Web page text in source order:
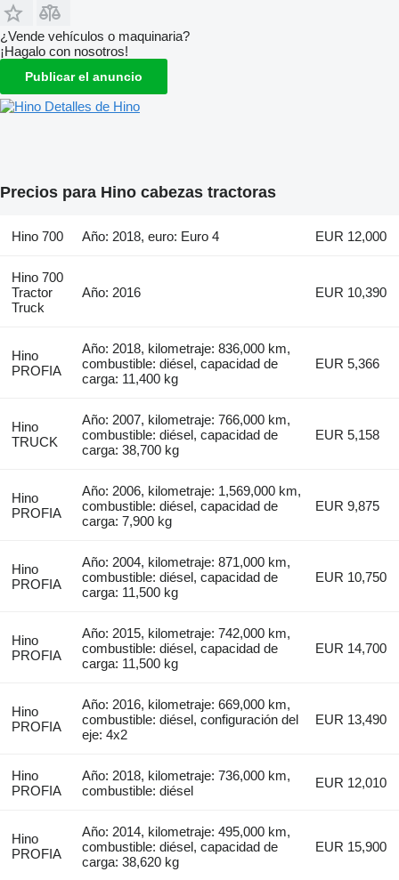
¿Vende vehículos o maquinaria?
¡Hagalo con nosotros!
Publicar el anuncio
Detalles de Hino
Precios para Hino cabezas tractoras
Hino 700 Año: 2018, euro: Euro 4 EUR 12,000
Hino 700
Tractor
Truck
Año: 2016 EUR 10,390
Hino
PROFIA
Año: 2018, kilometraje: 836,000 km,
combustible: diésel, capacidad de
carga: 11,400 kg
EUR 5,366
Hino
TRUCK
Año: 2007, kilometraje: 766,000 km,
combustible: diésel, capacidad de
carga: 38,700 kg
EUR 5,158
Hino
PROFIA
Año: 2006, kilometraje: 1,569,000 km,
combustible: diésel, capacidad de
carga: 7,900 kg
EUR 9,875
Hino
PROFIA
Año: 2004, kilometraje: 871,000 km,
combustible: diésel, capacidad de
carga: 11,500 kg
EUR 10,750
Hino
PROFIA
Año: 2015, kilometraje: 742,000 km,
combustible: diésel, capacidad de
carga: 11,500 kg
EUR 14,700
Hino
PROFIA
Año: 2016, kilometraje: 669,000 km,
combustible: diésel, configuración del
eje: 4x2
EUR 13,490
Hino
PROFIA
Año: 2018, kilometraje: 736,000 km,
combustible: diésel
EUR 12,010
Hino
PROFIA
Año: 2014, kilometraje: 495,000 km,
combustible: diésel, capacidad de
carga: 38,620 kg
EUR 15,900